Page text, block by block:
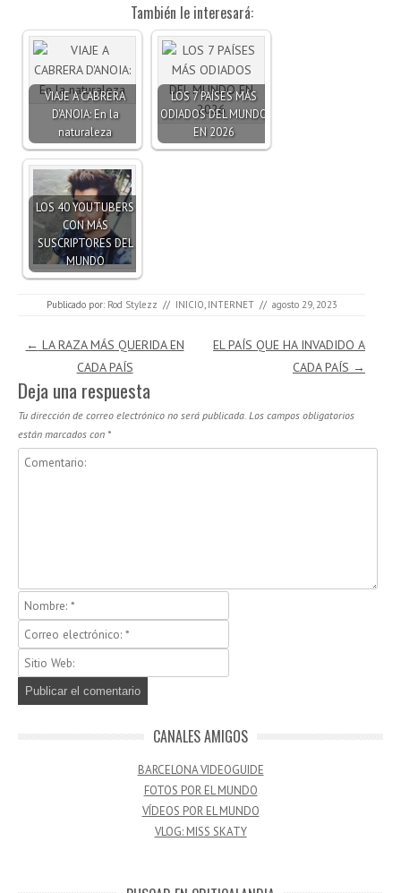
También le interesará:
VIAJE A CABRERA
D'ANOIA: En la
naturaleza
LOS 7 PAÍSES MÁS
ODIADOS DEL MUNDO
EN 2026
LOS 40 YOUTUBERS
CON MÁS
SUSCRIPTORES DEL
MUNDO
Publicado por: Rod Stylezz // INICIO INTERNET // agosto 29, 2023
Navegación de entradas
← LA RAZA MÁS QUERIDA EN
CADA PAÍS
EL PAÍS QUE HA INVADIDO A
CADA PAÍS →
Deja una respuesta
Tu dirección de correo electrónico no será publicada. Los campos obligatorios
están marcados con *
CANALES AMIGOS
BARCELONA VIDEOGUIDE
FOTOS POR EL MUNDO
VÍDEOS POR EL MUNDO
VLOG: MISS SKATY